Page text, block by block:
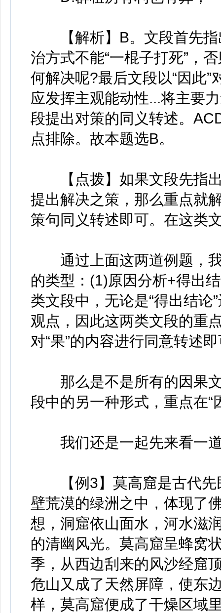
【解析】B。文段首先指
治方式不能“一棍子打死”，
何解决呢?最后文段以“因此
应发挥主观能动性...将主要
段提出对策的同义转述。
点排除。故本题选B。
【点拨】如果文段先指出
提出解决之策，那么重点就
策句同义转述即可。在这类
通过上面这两道例题，我
的类型：(1)原因分析+得出
类文段中，无论是“得出结论
观点，因此这两类文段的重
对“果”的内容进行同意转述
那么是不是所有的因果文
段中的另一种形式，重点在“
我们还是一起先来看一
【例3】莫高窟是古代先
壁荒漠的绿洲之中，体现了
想，洞窟依山面水，河水滋
的清幽风光。莫高窟呈蜂窝
季，从西边刮来的风沙经窟
危山又成了天然屏障，使东
样，莫高窟便成了干燥区域